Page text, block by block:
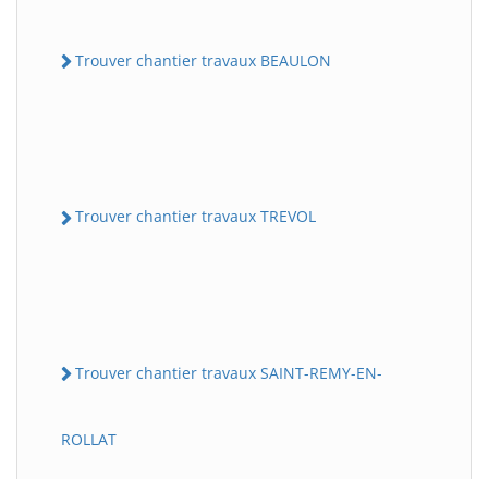
Trouver chantier travaux BEAULON
Trouver chantier travaux TREVOL
Trouver chantier travaux SAINT-REMY-EN-
ROLLAT